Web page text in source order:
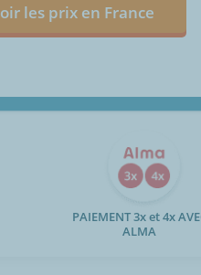
les prix en France
PAIEMENT 3x et 4x
ALMA